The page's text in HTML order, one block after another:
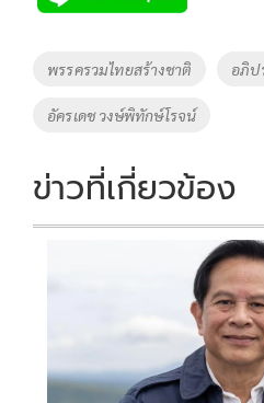
Tags
พรรครวมไทยสร้างชาติ อภิป
อัครเดช วงษ์พิทักษ์โรจน์
ข่าวที่เกี่ยวข้อง